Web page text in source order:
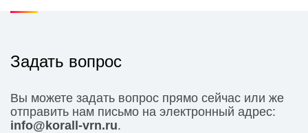
Задать вопрос
Вы можете задать вопрос прямо сейчас или же
отправить нам письмо на электронный адрес:
info@korall-vrn.ru.